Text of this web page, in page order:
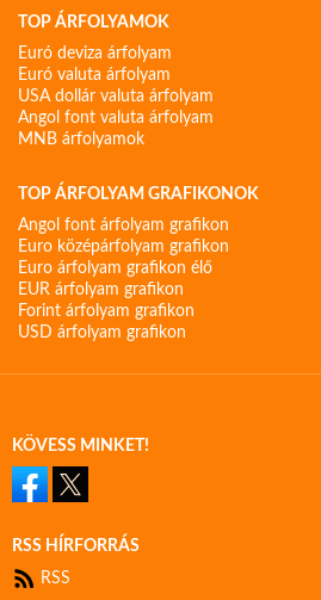
TOP ÁRFOLYAMOK
Euró deviza árfolyam
Euró valuta árfolyam
USA dollár valuta árfolyam
Angol font valuta árfolyam
MNB árfolyamok
TOP ÁRFOLYAM GRAFIKONOK
Angol font árfolyam grafikon
Euro középárfolyam grafikon
Euro árfolyam grafikon élő
EUR árfolyam grafikon
Forint árfolyam grafikon
USD árfolyam grafikon
KÖVESS MINKET!
RSS HÍRFORRÁS
RSS